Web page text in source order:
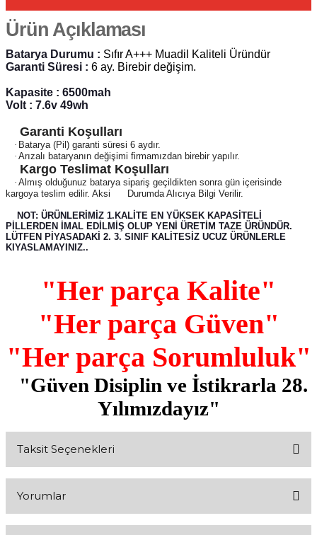
Ürün Açıklaması
Batarya Durumu : Sıfır A+++ Muadil Kaliteli Üründür
Garanti Süresi : 6 ay. Birebir değişim.
Kapasite : 6500mah
Volt : 7.6v 49wh
Garanti Koşulları
· Batarya (Pil) garanti süresi 6 aydır.
· Arızalı bataryanın değişimi firmamızdan birebir yapılır.
Kargo Teslimat Koşulları
· Almış olduğunuz batarya sipariş geçildikten sonra gün içerisinde
kargoya teslim edilir. Aksi
Durumda Alıcıya Bilgi Verilir.
NOT: ÜRÜNLERİMİZ 1.KALİTE EN YÜKSEK KAPASİTELİ
PİLLERDEN İMAL EDİLMİŞ OLUP YENİ ÜRETİM TAZE ÜRÜNDÜR.
LÜTFEN PİYASADAKİ 2. 3. SINIF KALİTESİZ UCUZ ÜRÜNLERLE
KIYASLAMAYINIZ..
"Her parça Kalite"
"Her parça Güven"
"Her parça Sorumluluk"
"Güven Disiplin ve İstikrarla 28.
Yılımızdayız"
Taksit Seçenekleri
Yorumlar